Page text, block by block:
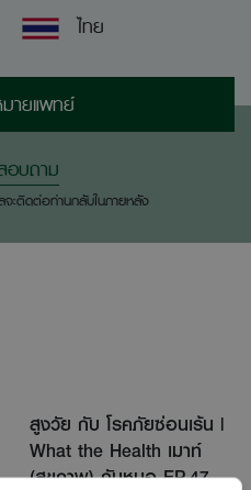
ไทย
ายแพทย์
บถาม
ะติดต่อท่านกลับในภายหลัง
สูงวัย กับ โรคภัยซ่อนเร้น |
What the Health เมาท์
(สุขภาพ) กับหมอ EP.47